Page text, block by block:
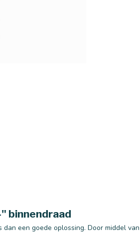
binnendraad
een goede oplossing. Door middel van